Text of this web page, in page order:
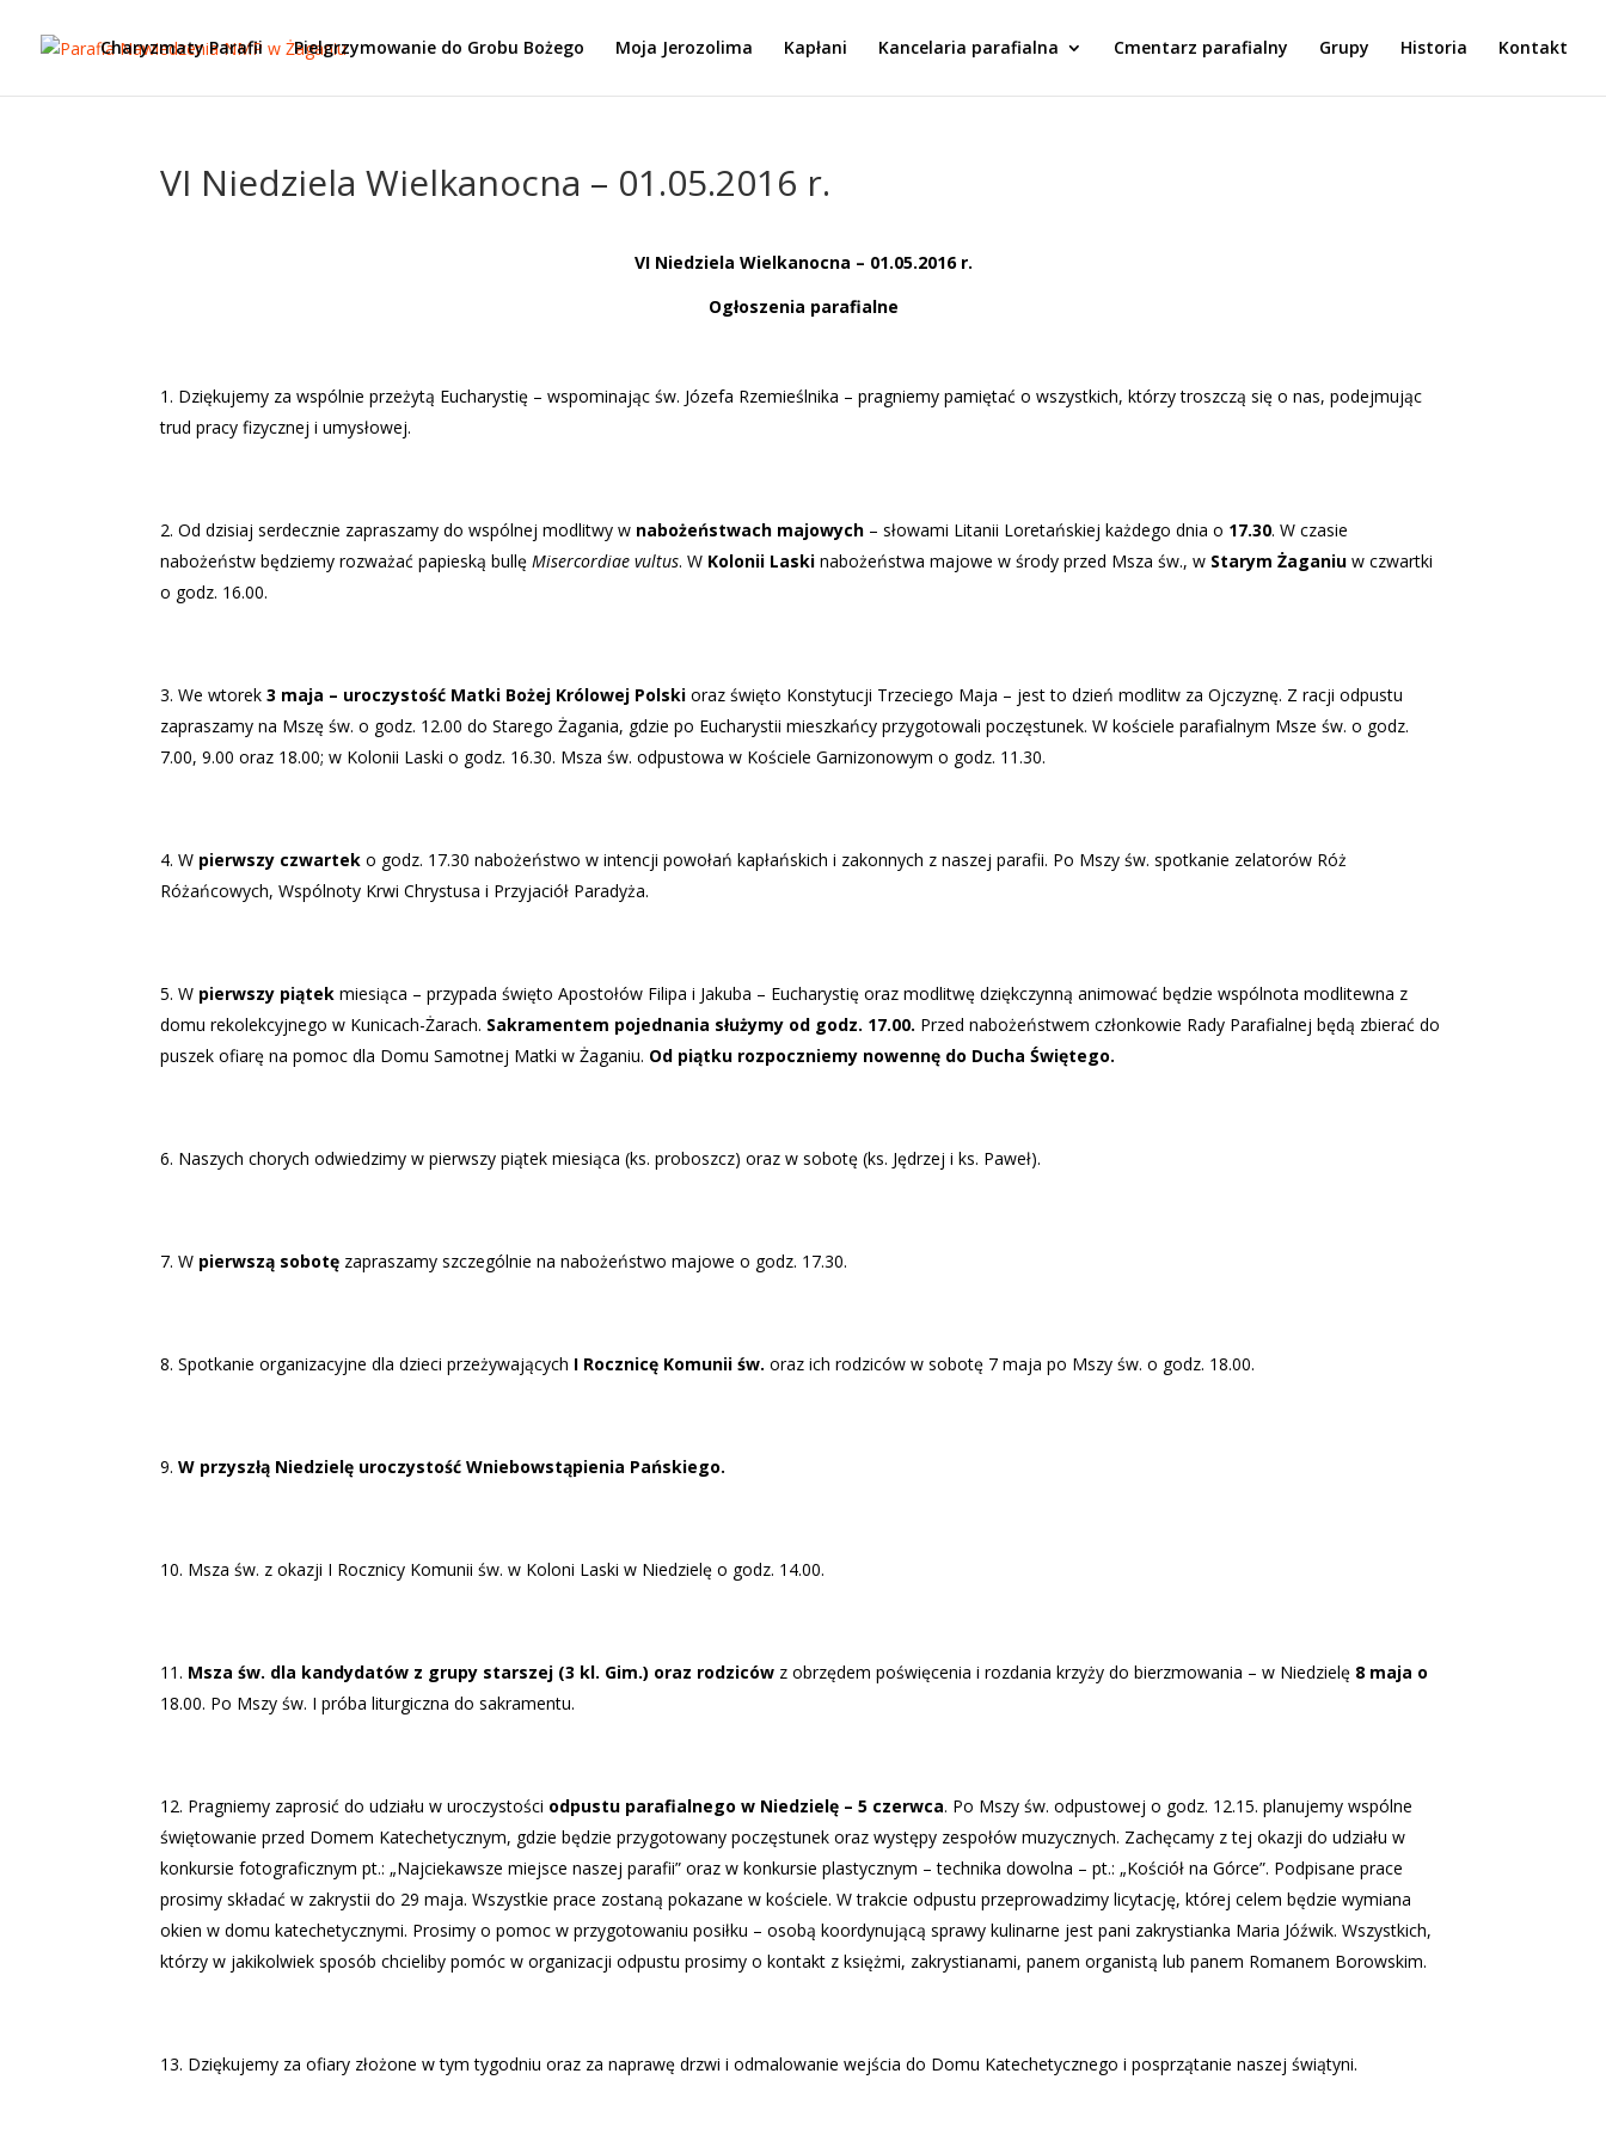
Charyzmaty Parafii Pielgrzymowanie do Grobu Bożego Moja Jerozolima Kapłani Kancelaria parafialna Cmentarz parafialny Grupy Historia Kontakt
VI Niedziela Wielkanocna – 01.05.2016 r.
VI Niedziela Wielkanocna – 01.05.2016 r.
Ogłoszenia parafialne
Dziękujemy za wspólnie przeżytą Eucharystię – wspominając św. Józefa Rzemieślnika – pragniemy pamiętać o wszystkich, którzy troszczą się o nas, podejmując
trud pracy fizycznej i umysłowej.
Od dzisiaj serdecznie zapraszamy do wspólnej modlitwy w nabożeństwach majowych – słowami Litanii Loretańskiej każdego dnia o 17.30. W czasie
nabożeństw będziemy rozważać papieską bullęMisercordiae vultus. W Kolonii Laski nabożeństwa majowe w środy przed Msza św., w Starym Żaganiu w czwartki
o godz. 16.00.
We wtorek 3 maja – uroczystość Matki Bożej Królowej Polskioraz święto Konstytucji Trzeciego Maja – jest to dzień modlitw za Ojczyznę. Z racji odpustu
zapraszamy na Mszę św. o godz. 12.00 do Starego Żagania, gdzie po Eucharystii mieszkańcy przygotowali poczęstunek. W kościele parafialnym Msze św. o godz.
7.00, 9.00 oraz 18.00; w Kolonii Laski o godz. 16.30. Msza św. odpustowa w Kościele Garnizonowym o godz. 11.30.
W pierwszy czwarteko godz. 17.30 nabożeństwo w intencji powołań kapłańskich i zakonnych z naszej parafii. Po Mszy św. spotkanie zelatorów Róż
Różańcowych, Wspólnoty Krwi Chrystusa i Przyjaciół Paradyża.
W pierwszy piątek miesiąca – przypada święto Apostołów Filipa i Jakuba – Eucharystię oraz modlitwę dziękczynną animować będzie wspólnota modlitewna z
domu rekolekcyjnego w Kunicach-Żarach. Sakramentem pojednania służymy od godz. 17.00. Przed nabożeństwem członkowie Rady Parafialnej będą zbierać do
puszek ofiarę na pomoc dla Domu Samotnej Matki w Żaganiu. Od piątku rozpoczniemy nowennę do Ducha Świętego.
Naszych chorych odwiedzimy w pierwszy piątek miesiąca (ks. proboszcz) oraz w sobotę (ks. Jędrzej i ks. Paweł).
W pierwszą sobotę zapraszamy szczególnie na nabożeństwo majowe o godz. 17.30.
Spotkanie organizacyjne dla dzieci przeżywających I Rocznicę Komunii św. oraz ich rodziców w sobotę 7 maja po Mszy św. o godz. 18.00.
W przyszłą Niedzielę uroczystość Wniebowstąpienia Pańskiego.
Msza św. z okazji I Rocznicy Komunii św. w Koloni Laski w Niedzielę o godz. 14.00.
Msza św. dla kandydatów z grupy starszej (3 kl. Gim.) oraz rodziców z obrzędem poświęcenia i rozdania krzyży do bierzmowania – w Niedzielę 8 maja o
18.00. Po Mszy św. I próba liturgiczna do sakramentu.
Pragniemy zaprosić do udziału w uroczystości odpustu parafialnego w Niedzielę – 5 czerwca. Po Mszy św. odpustowej o godz. 12.15. planujemy wspólne
świętowanie przed Domem Katechetycznym, gdzie będzie przygotowany poczęstunek oraz występy zespołów muzycznych. Zachęcamy z tej okazji do udziału w
konkursie fotograficznym pt.: „Najciekawsze miejsce naszej parafii” oraz w konkursie plastycznym – technika dowolna – pt.: „Kościół na Górce”. Podpisane prace
prosimy składać w zakrystii do 29 maja. Wszystkie prace zostaną pokazane w kościele. W trakcie odpustu przeprowadzimy licytację, której celem będzie wymiana
okien w domu katechetycznymi. Prosimy o pomoc w przygotowaniu posiłku – osobą koordynującą sprawy kulinarne jest pani zakrystianka Maria Jóźwik. Wszystkich,
którzy w jakikolwiek sposób chcieliby pomóc w organizacji odpustu prosimy o kontakt z księżmi, zakrystianami, panem organistą lub panem Romanem Borowskim.
Dziękujemy za ofiary złożone w tym tygodniu oraz za naprawę drzwi i odmalowanie wejścia do Domu Katechetycznego i posprzątanie naszej świątyni.